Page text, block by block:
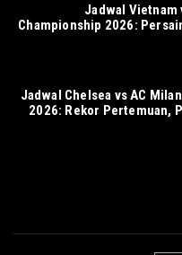
Jadwal Vietnam
Championship 2026:
Jadwal Chelsea vs AC
2026: Rekor Pertemuan,